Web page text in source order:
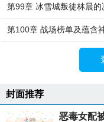
第99章 冰雪城叛徒林晨的
第100章 战场榜单及蕴含
封面推荐
恶毒女配